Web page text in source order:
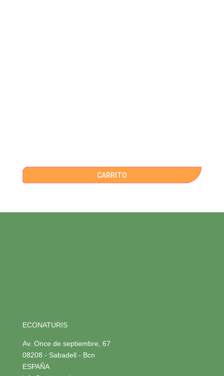
CARRITO
ECONATURIS
Av. Once de septiembre, 67
08208 - Sabadell - Bcn
ESPAÑA